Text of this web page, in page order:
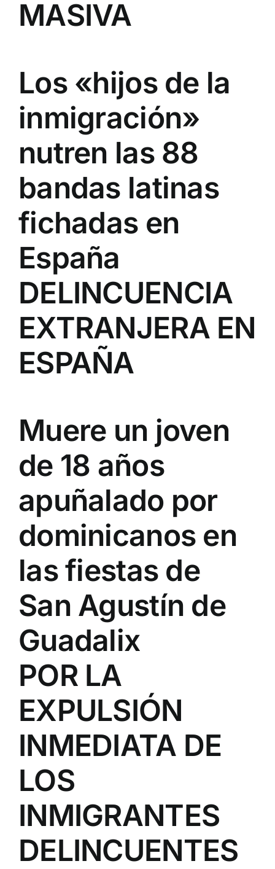
MASIVA
Los «hijos de la
inmigración»
nutren las 88
bandas latinas
fichadas en
España
DELINCUENCIA
EXTRANJERA EN
ESPAÑA
Muere un joven
de 18 años
apuñalado por
dominicanos en
las fiestas de
San Agustín de
Guadalix
POR LA
EXPULSIÓN
INMEDIATA DE
LOS
INMIGRANTES
DELINCUENTES